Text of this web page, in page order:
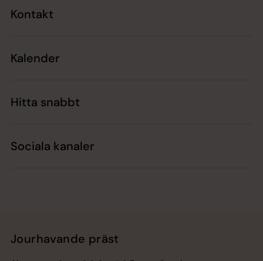
Kontakt
Kalender
Hitta snabbt
Sociala kanaler
Jourhavande präst